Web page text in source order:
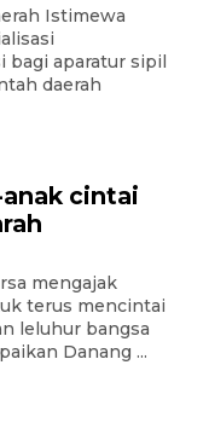
Istimewa
bagi aparatur sipil
daerah
anak cintai
mengajak
terus mencintai
leluhur bangsa
Danang ...